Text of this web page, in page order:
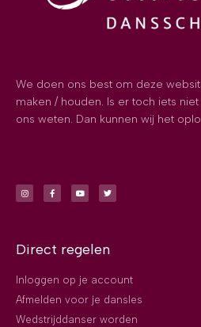
We doen ons best om deze
maken / houden. Is er toch iets
ons weten. Dan kunnen wij het
Direct regelen
Inloggen op je account
Afmelden voor je dansles
Wedstrijddanser worden